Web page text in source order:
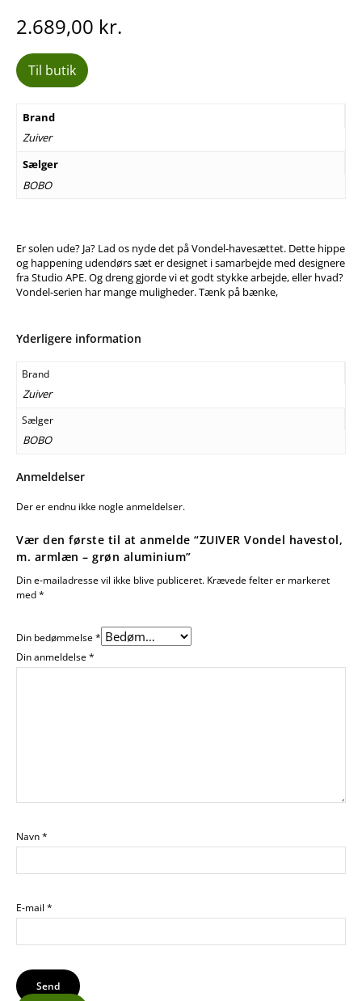
2.689,00 kr.
Til butik
Brand
Zuiver
Sælger
BOBO
Er solen ude? Ja? Lad os nyde det på Vondel-havesættet. Dette hippe
og happening udendørs sæt er designet i samarbejde med designere
fra Studio APE. Og dreng gjorde vi et godt stykke arbejde, eller hvad?
Vondel-serien har mange muligheder. Tænk på bænke,
Yderligere information
Brand
Zuiver
Sælger
BOBO
Anmeldelser
Der er endnu ikke nogle anmeldelser.
Vær den første til at anmelde “ZUIVER Vondel havestol,
m. armlæn – grøn aluminium”
Din e-mailadresse vil ikke blive publiceret. Krævede felter er markeret
med*
Din bedømmelse*
Din anmeldelse*
Navn*
E-mail *